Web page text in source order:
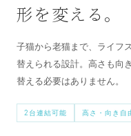
形を変える。
子猫から老猫まで、ライフ
替えられる設計。高さも向
替える必要はありません。
2台連結可能 高さ・向き自